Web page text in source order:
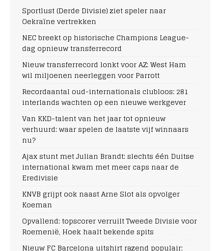
Sportlust (Derde Divisie) ziet speler naar
Oekraïne vertrekken
NEC breekt op historische Champions League-
dag opnieuw transferrecord
Nieuw transferrecord lonkt voor AZ: West Ham
wil miljoenen neerleggen voor Parrott
Recordaantal oud-internationals clubloos: 281
interlands wachten op een nieuwe werkgever
Van KKD-talent van het jaar tot opnieuw
verhuurd: waar spelen de laatste vijf winnaars
nu?
Ajax stunt met Julian Brandt: slechts één Duitse
international kwam met meer caps naar de
Eredivisie
KNVB grijpt ook naast Arne Slot als opvolger
Koeman
Opvallend: topscorer verruilt Tweede Divisie voor
Roemenië, Hoek haalt bekende spits
Nieuw FC Barcelona uitshirt razend populair: